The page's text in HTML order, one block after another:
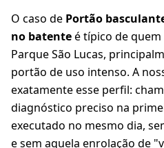
O caso de Portão
no batenteé típico de
Parque São Lucas,
portão de uso intenso. A
exatamente esse perfil:
diagnóstico preciso na
executado no mesmo dia,
e sem aquela enrolação de